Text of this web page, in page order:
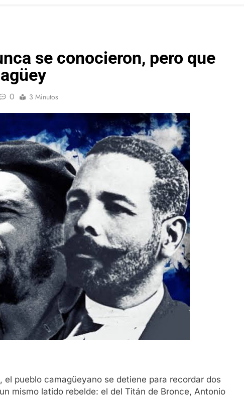
se conocieron, pero que
0 3 Minutos
el pueblo camagüeyano se detiene para recordar dos
mismo latido rebelde: el del Titán de Bronce, Antonio